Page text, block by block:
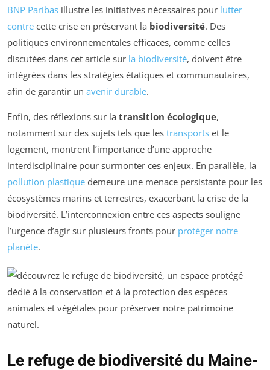
BNP Paribas illustre les initiatives nécessaires pour lutter
contre cette crise en préservant la biodiversité. Des
politiques environnementales efficaces, comme celles
discutées dans cet article sur la biodiversité, doivent être
intégrées dans les stratégies étatiques et communautaires,
afin de garantir un avenir durable.
Enfin, des réflexions sur la transition écologique,
notamment sur des sujets tels que les transports et le
logement, montrent l’importance d’une approche
interdisciplinaire pour surmonter ces enjeux. En parallèle, la
pollution plastique demeure une menace persistante pour les
écosystèmes marins et terrestres, exacerbant la crise de la
biodiversité. L’interconnexion entre ces aspects souligne
l’urgence d’agir sur plusieurs fronts pour protéger notre
planète.
Le refuge de biodiversité du Maine-